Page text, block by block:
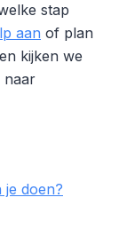
stap
aan of plan
kijken we
naar
doen?